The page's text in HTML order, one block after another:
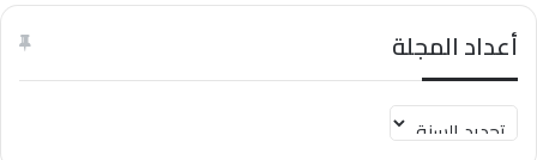
أعداد المجلة